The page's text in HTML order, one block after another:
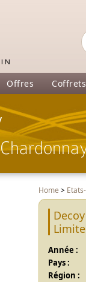
Offres Coffrets
Home >
Decoy
Année :
Pays :
Région :